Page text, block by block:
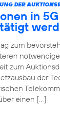
DER
in
zum
zum
der
einen […]